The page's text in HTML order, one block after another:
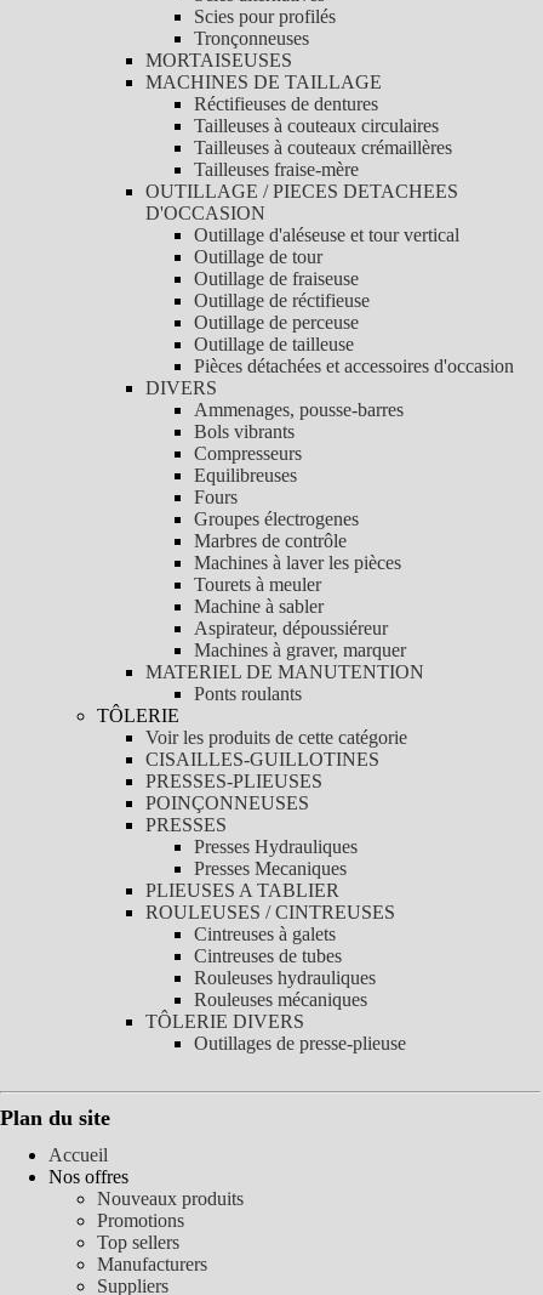
Scies pour profilés
Tronçonneuses
MORTAISEUSES
MACHINES DE TAILLAGE
Réctifieuses de dentures
Tailleuses à couteaux circulaires
Tailleuses à couteaux crémaillères
Tailleuses fraise-mère
OUTILLAGE / PIECES DETACHEES
D'OCCASION
Outillage d'aléseuse et tour vertical
Outillage de tour
Outillage de fraiseuse
Outillage de réctifieuse
Outillage de perceuse
Outillage de tailleuse
Pièces détachées et accessoires d'occasion
DIVERS
Ammenages, pousse-barres
Bols vibrants
Compresseurs
Equilibreuses
Fours
Groupes électrogenes
Marbres de contrôle
Machines à laver les pièces
Tourets à meuler
Machine à sabler
Aspirateur, dépoussiéreur
Machines à graver, marquer
MATERIEL DE MANUTENTION
Ponts roulants
TÔLERIE
Voir les produits de cette catégorie
CISAILLES-GUILLOTINES
PRESSES-PLIEUSES
POINÇONNEUSES
PRESSES
Presses Hydrauliques
Presses Mecaniques
PLIEUSES A TABLIER
ROULEUSES / CINTREUSES
Cintreuses à galets
Cintreuses de tubes
Rouleuses hydrauliques
Rouleuses mécaniques
TÔLERIE DIVERS
Outillages de presse-plieuse
Plan du site
Accueil
Nos offres
Nouveaux produits
Promotions
Top sellers
Manufacturers
Suppliers